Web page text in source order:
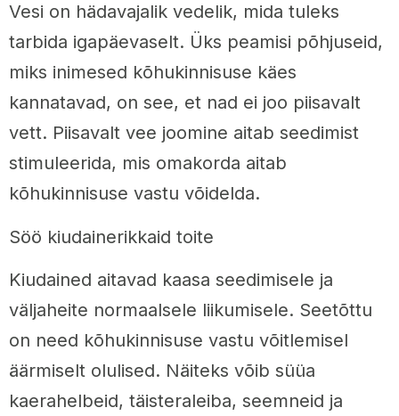
Vesi on hädavajalik vedelik, mida tuleks
tarbida igapäevaselt. Üks peamisi põhjuseid,
miks inimesed kõhukinnisuse käes
kannatavad, on see, et nad ei joo piisavalt
vett. Piisavalt vee joomine aitab seedimist
stimuleerida, mis omakorda aitab
kõhukinnisuse vastu võidelda.
Söö kiudainerikkaid toite
Kiudained aitavad kaasa seedimisele ja
väljaheite normaalsele liikumisele. Seetõttu
on need kõhukinnisuse vastu võitlemisel
äärmiselt olulised. Näiteks võib süüa
kaerahelbeid, täisteraleiba, seemneid ja